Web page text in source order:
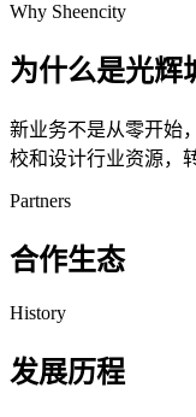
Why Sheencity
为什么是光辉
新业务不是从零开始
校和设计行业资源，
Partners
合作生态
History
发展历程